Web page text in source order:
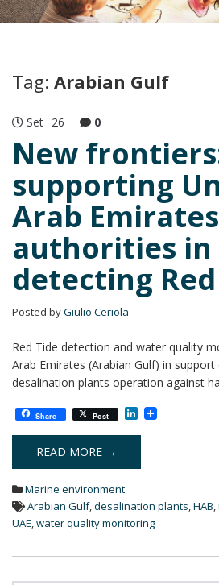
Tag: Arabian Gulf
Set 26 0
New
supporting
Arab
authorities in
detecting
Posted byGiulio Ceriola
Red Tide detection and water quality
Arab Emirates (Arabian Gulf) in
desalination plants operation against
Share Post L
n
e
n
READ MORE →
Marine environment
Arabian Gulf,desalination plants,HAB,
UAE,water quality monitoring